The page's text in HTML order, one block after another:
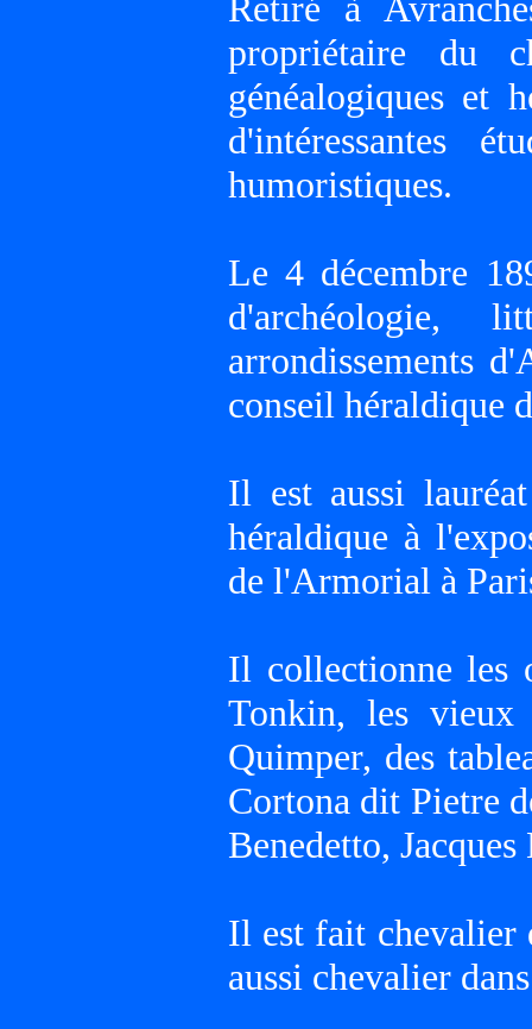
propriétaire du
généalogiques et
d'intéressantes
humoristiques.
Le 4 décembre
d'archéologie,
arrondissements
conseil héraldique
Il est aussi
héraldique à
de l'Armorial à
Il collectionne les
Tonkin, les vieux
Quimper, des
Cortona dit Pietre
Benedetto,
Il est fait chevalier
aussi chevalier